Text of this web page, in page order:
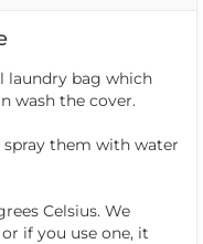
laundry bag which
wash the cover.
spray them with water
Celsius. We
if you use one, it